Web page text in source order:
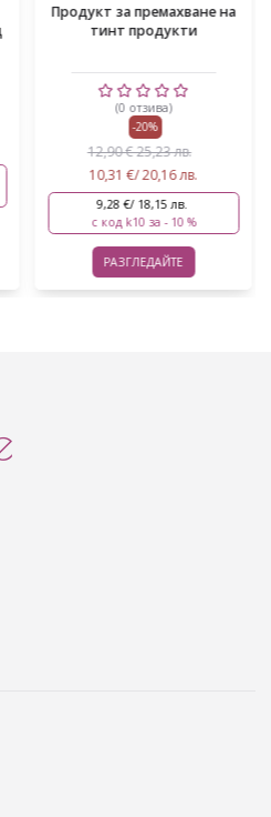
Продукт за премахване на
тинт продукти
(0 отзива)
-20%
12,90 € 25,23 лв.
10,31 €/ 20,16 лв.
9,28 €/ 18,15 лв.
с код k10 за - 10 %
РАЗГЛЕДАЙТЕ